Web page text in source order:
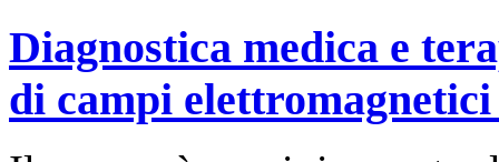
Diagnostica medica e
di campi